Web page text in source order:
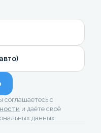
с
и даёте своё
данных.